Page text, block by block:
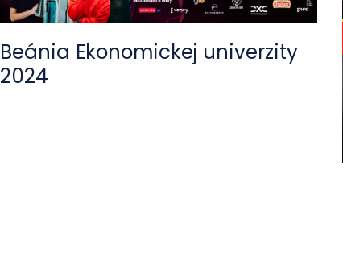
Beánia Ekonomickej univerzity
2024